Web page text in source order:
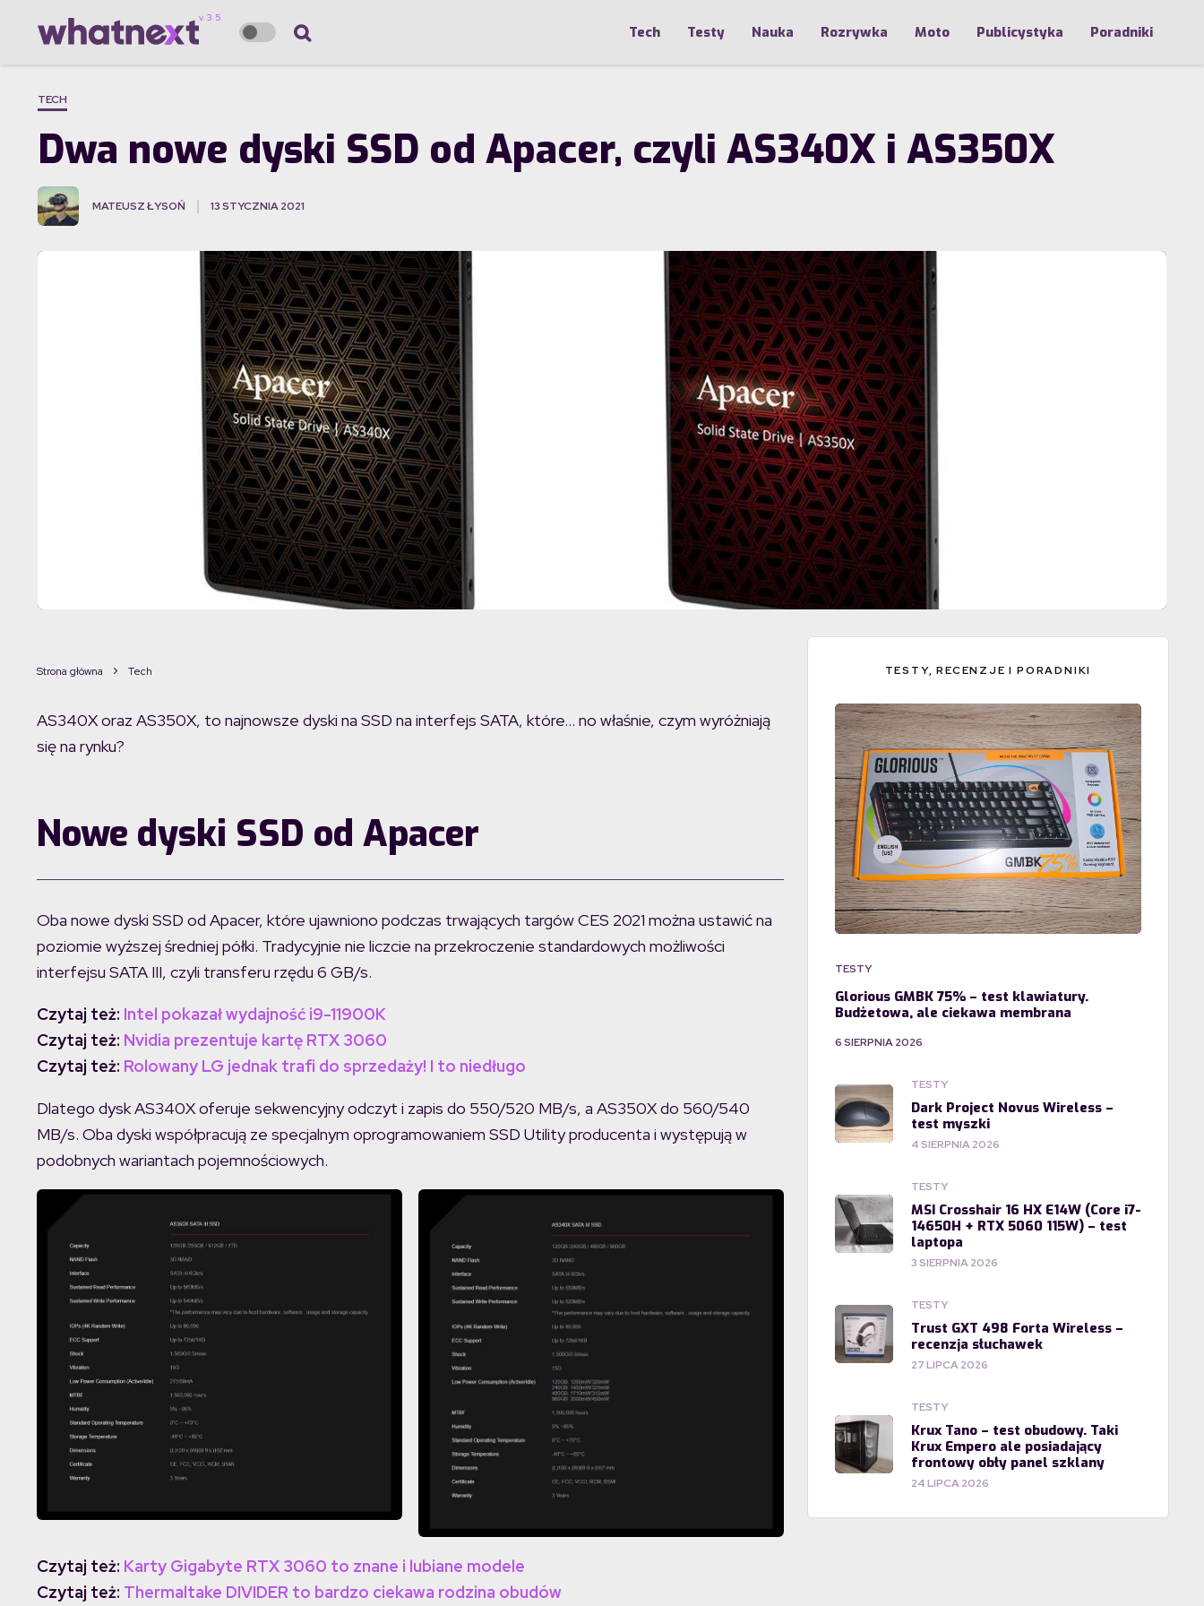
Tech Testy Nauka Rozrywka Moto Publicystyka Poradniki
TECH
Dwa nowe dyski SSD od Apacer, czyli AS340X i AS350X
MATEUSZ ŁYSOŃ 13 STYCZNIA 2021
Strona główna Tech
AS340X oraz AS350X, to najnowsze dyski na SSD na interfejs SATA, które… no właśnie, czym wyróżniają
się na rynku?
Nowe dyski SSD od Apacer
Oba nowe dyski SSD od Apacer, które ujawniono podczas trwających targów CES 2021 można ustawić na
poziomie wyższej średniej półki. Tradycyjnie nie liczcie na przekroczenie standardowych możliwości
interfejsu SATA III, czyli transferu rzędu 6 GB/s.
Czytaj też: Intel pokazał wydajność i9-11900K
Czytaj też: Nvidia prezentuje kartę RTX 3060
Czytaj też: Rolowany LG jednak trafi do sprzedaży! I to niedługo
Dlatego dysk AS340X oferuje sekwencyjny odczyt i zapis do 550/520 MB/s, a AS350X do 560/540
MB/s. Oba dyski współpracują ze specjalnym oprogramowaniem SSD Utility producenta i występują w
podobnych wariantach pojemnościowych.
Czytaj też: Karty Gigabyte RTX 3060 to znane i lubiane modele
Czytaj też: Thermaltake DIVIDER to bardzo ciekawa rodzina obudów
TESTY, RECENZJE I PORADNIKI
TESTY
Glorious GMBK 75% – test klawiatury.
Budżetowa, ale ciekawa membrana
6 SIERPNIA 2026
TESTY
Dark Project Novus Wireless –
test myszki
4 SIERPNIA 2026
TESTY
MSI Crosshair 16 HX E14W (Core i7-
14650H + RTX 5060 115W) – test
laptopa
3 SIERPNIA 2026
TESTY
Trust GXT 498 Forta Wireless –
recenzja słuchawek
27 LIPCA 2026
TESTY
Krux Tano – test obudowy. Taki
Krux Empero ale posiadający
frontowy obły panel szklany
24 LIPCA 2026